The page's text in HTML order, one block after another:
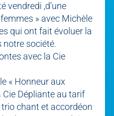
vendredi ,d’une
» avec Michèle
qui ont fait évoluer la
notre société.
avec la Cie
« Honneur aux
Dépliante au tarif
chant et accordéon